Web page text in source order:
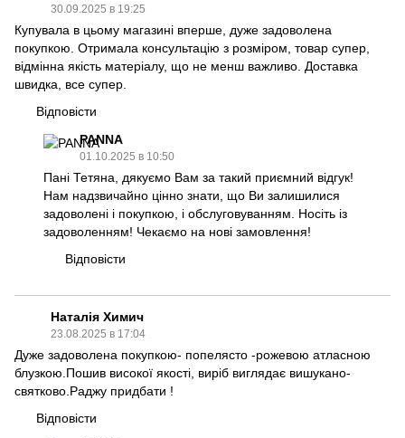
30.09.2025 в 19:25
Купувала в цьому магазині вперше, дуже задоволена
покупкою. Отримала консультацію з розміром, товар супер,
відмінна якість матеріалу, що не менш важливо. Доставка
швидка, все супер.
Відповісти
PANNA
01.10.2025 в 10:50
Пані Тетяна, дякуємо Вам за такий приємний відгук!
Нам надзвичайно цінно знати, що Ви залишилися
задоволені і покупкою, і обслуговуванням. Носіть із
задоволенням! Чекаємо на нові замовлення!
Відповісти
Наталія Химич
23.08.2025 в 17:04
Дуже задоволена покупкою- попелясто -рожевою атласною
блузкою.Пошив високої якості, виріб виглядає вишукано-
святково.Раджу придбати !
Відповісти